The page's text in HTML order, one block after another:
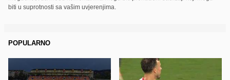
biti u suprotnosti sa vašim uvjerenjima.
POPULARNO